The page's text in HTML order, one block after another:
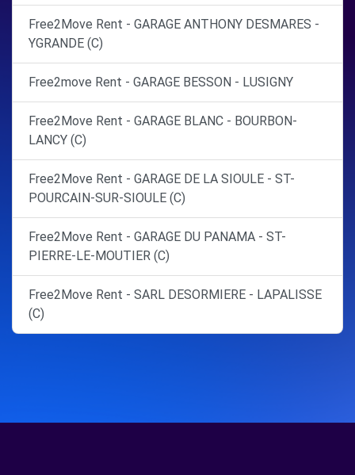
Free2Move Rent - GARAGE ANTHONY DESMARES -
YGRANDE (C)
Free2move Rent - GARAGE BESSON - LUSIGNY
Free2Move Rent - GARAGE BLANC - BOURBON-
LANCY (C)
Free2Move Rent - GARAGE DE LA SIOULE - ST-
POURCAIN-SUR-SIOULE (C)
Free2Move Rent - GARAGE DU PANAMA - ST-
PIERRE-LE-MOUTIER (C)
Free2Move Rent - SARL DESORMIERE - LAPALISSE
(C)